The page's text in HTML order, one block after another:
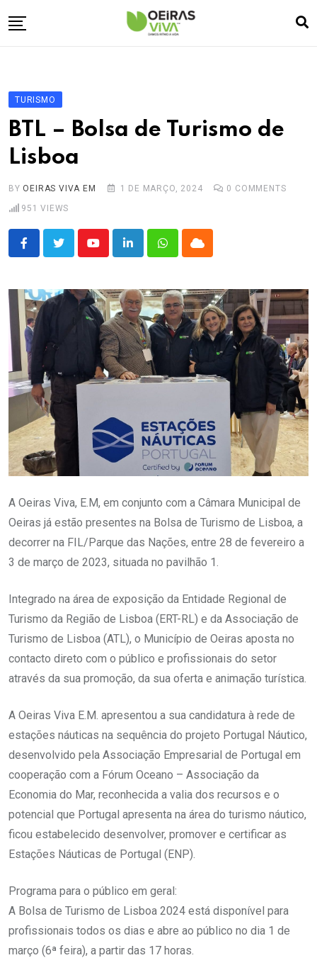
to
Oeiras Marina
Cultura 🎭
Turismo✈️
Atividades 💬
TURISMO
BTL – Bolsa de Turismo de
Lisboa
BY OEIRAS VIVA EM 1 DE MARÇO, 2024 0 COMMENTS
951 VIEWS
YoutubeLinkedInWhatsappCloud
A Oeiras Viva, E.M, em conjunto com a Câmara Municipal de
Oeiras já estão presentes na Bolsa de Turismo de Lisboa, a
decorrer na FIL/Parque das Nações, entre 28 de fevereiro a
3 de março de 2023, situada no pavilhão 1.
Integrado na área de exposição da Entidade Regional de
Turismo da Região de Lisboa (ERT-RL) e da Associação de
Turismo de Lisboa (ATL), o Município de Oeiras aposta no
contacto direto com o público e profissionais do setor
através da sua promoção, da sua oferta e animação turística.
A Oeiras Viva E.M. apresentou a sua candidatura à rede de
estações náuticas na sequência do projeto Portugal Náutico,
desenvolvido pela Associação Empresarial de Portugal em
cooperação com a Fórum Oceano – Associação da
Economia do Mar, reconhecida a valia dos recursos e o
potencial que Portugal apresenta na área do turismo náutico,
ficou estabelecido desenvolver, promover e certificar as
Estações Náuticas de Portugal (ENP).
Programa para o público em geral:
A Bolsa de Turismo de Lisboa 2024 está disponível para
profissionais todos os dias e abre ao público no dia 1 de
março (6ª feira), a partir das 17 horas.